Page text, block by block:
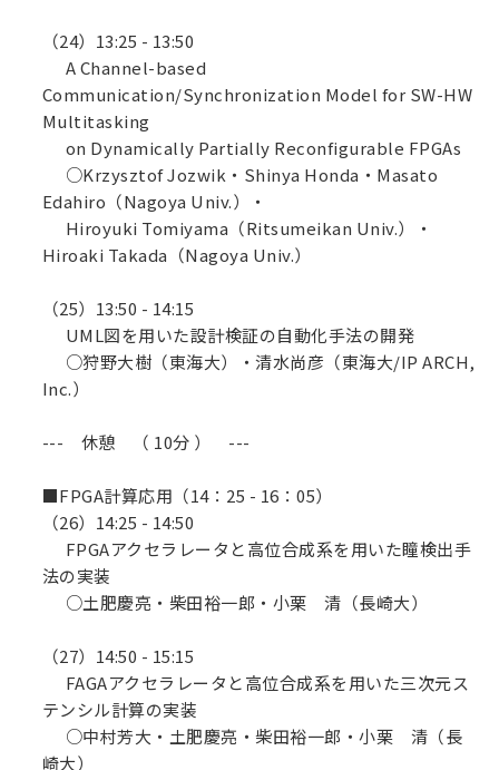
（24）13:25 - 13:50
A Channel-based
Communication/Synchronization Model for SW-HW
Multitasking
on Dynamically Partially Reconfigurable FPGAs
○Krzysztof Jozwik・Shinya Honda・Masato
Edahiro（Nagoya Univ.）・
Hiroyuki Tomiyama（Ritsumeikan Univ.）・
Hiroaki Takada（Nagoya Univ.）
（25）13:50 - 14:15
UML図を用いた設計検証の自動化手法の開発
○狩野大樹（東海大）・清水尚彦（東海大/IP ARCH,
Inc.）
--- 休憩 （ 10分 ） ---
■FPGA計算応用（14：25 - 16：05）
（26）14:25 - 14:50
FPGAアクセラレータと高位合成系を用いた瞳検出手
法の実装
○土肥慶亮・柴田裕一郎・小栗 清（長崎大）
（27）14:50 - 15:15
FAGAアクセラレータと高位合成系を用いた三次元ス
テンシル計算の実装
○中村芳大・土肥慶亮・柴田裕一郎・小栗 清（長
崎大）